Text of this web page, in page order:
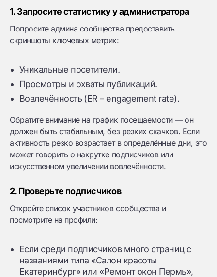
1. Запросите статистику у администратора
Попросите админа сообщества предоставить
скриншоты ключевых метрик:
Уникальные посетители.
Просмотры и охваты публикаций.
Вовлечённость (ER – engagement rate).
Обратите внимание на график посещаемости — он
должен быть стабильным, без резких скачков. Если
активность резко возрастает в определённые дни, это
может говорить о накрутке подписчиков или
искусственном увеличении вовлечённости.
2. Проверьте подписчиков
Откройте список участников сообщества и
посмотрите на профили:
Если среди подписчиков много страниц с
названиями типа «Салон красоты
Екатеринбург» или «Ремонт окон Пермь»,